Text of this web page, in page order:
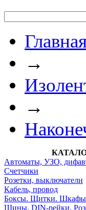
→
→
Автоматы, УЗО,
Счетчики
Розетки, выключатели
Кабель, провод
Боксы. Щитки.
Шины. DIN-рейки.